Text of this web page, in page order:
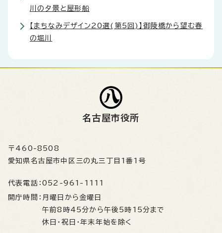
川の夕景と屋形船
【まちなみデザイン20選(第5回)】御陵橋から望む春
の堀川
名古屋市役所
〒460-8508
愛知県名古屋市中区三の丸三丁目1番1号
代表電話： 052-961-1111
開庁時間： 月曜日から金曜日
午前8時45分から午後5時15分まで
休日・祝日・年末年始を除く